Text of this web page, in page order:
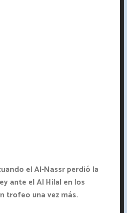
el Al-Nassr perdió la
ante el Al Hilal en los
trofeo una vez más.